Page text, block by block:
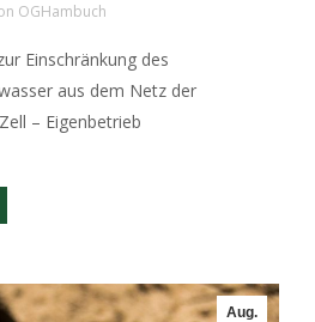
OGHambuch
Einschränkung des
aus dem Netz der
– Eigenbetrieb
Aug.